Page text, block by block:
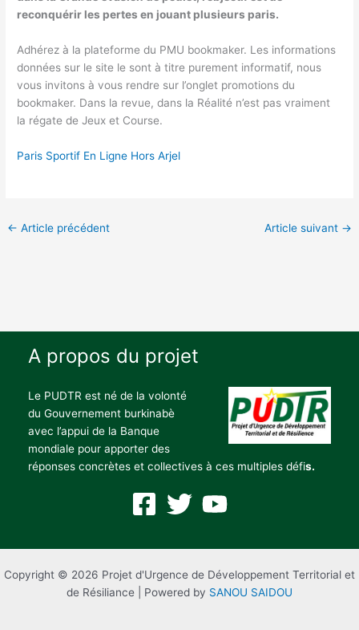
reconquérir les pertes en jouant plusieurs paris.
Adhérez à la plateforme du PMU bookmaker. Les informations
données sur le site le sont à titre purement informatif, nous
vous invitons à vous rendre sur l’onglet promotions du
bookmaker. Dans la revue, dans la Réalité n’est pas vraiment
la régate de Jeux et Course.
Paris Sportif En Ligne Hors Arjel
← Article précédent Article suivant →
A propos du projet
Le PUDTR est né de la volonté
du Gouvernement burkinabè
avec l’appui de la Banque
mondiale pour apporter des
réponses concrètes et collectives à ces multiples défis.
Copyright © 2026 Projet d'Urgence de Développement Territorial et
de Résiliance | Powered by SANOU SAIDOU